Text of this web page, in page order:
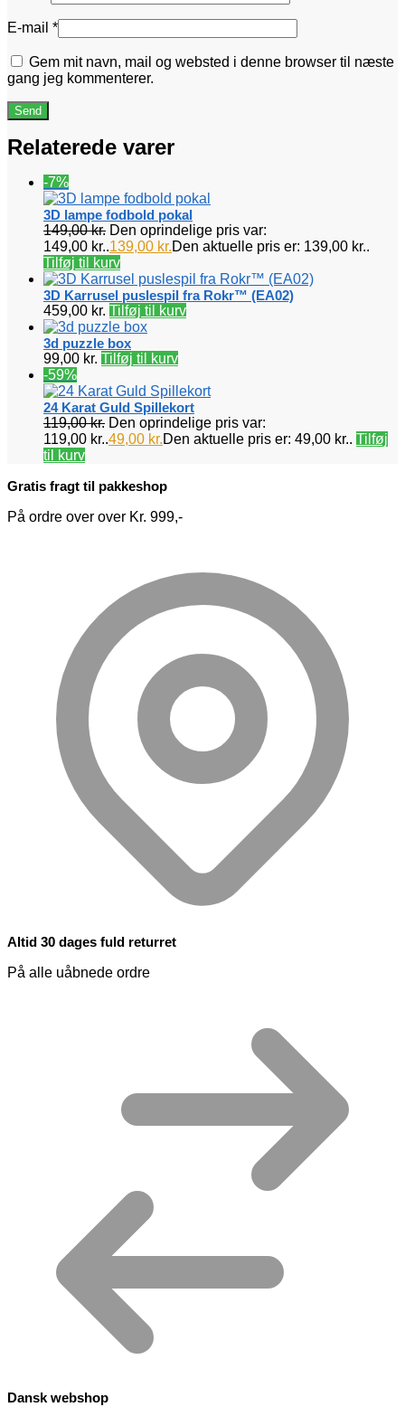
E-mail *
Gem mit navn, mail og websted i denne browser til næste
gang jeg kommenterer.
Relaterede varer
-7%
3D lampe fodbold pokal
149,00kr. Den oprindelige pris var:
149,00 kr..139,00 kr.Den aktuelle pris er: 139,00 kr..
Tilføj til kurv
3D Karrusel puslespil fra Rokr™ (EA02)
459,00 kr. Tilføj til kurv
3d puzzle box
99,00 kr. Tilføj til kurv
-59%
24 Karat Guld Spillekort
119,00kr. Den oprindelige pris var:
119,00 kr..49,00 kr.Den aktuelle pris er: 49,00 kr.. Tilføj
til kurv
Gratis fragt til pakkeshop
På ordre over over Kr. 999,-
Altid 30 dages fuld returret
På alle uåbnede ordre
Dansk webshop